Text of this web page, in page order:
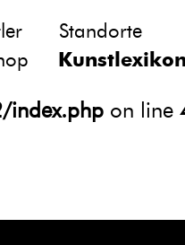
atts in
htdocs/
index.php on line
Standorte